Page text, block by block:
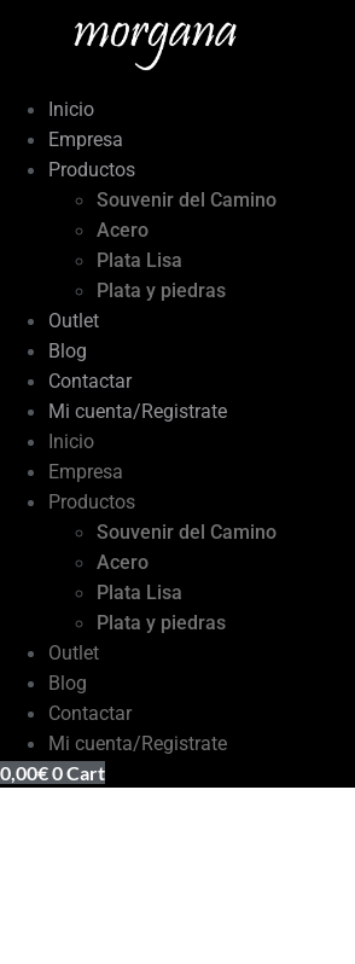
Inicio
Empresa
Productos
Souvenir del Camino
Acero
Plata Lisa
Plata y piedras
Outlet
Blog
Contactar
Mi cuenta/Registrate
Inicio
Empresa
Productos
Souvenir del Camino
Acero
Plata Lisa
Plata y piedras
Outlet
Blog
Contactar
Mi cuenta/Registrate
0,00€0Cart